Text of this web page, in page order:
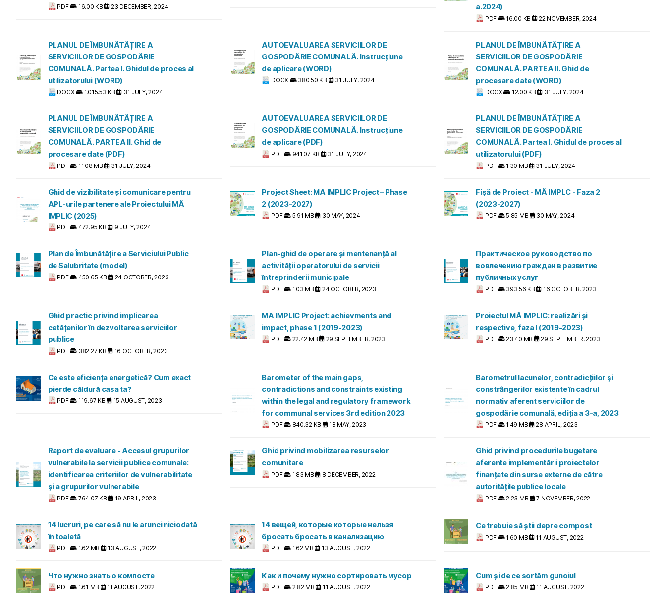
PDF 16.00 KB 23 DECEMBER, 2024
a.2024)
PDF 16.00 KB 22 NOVEMBER, 2024
PLANUL DE ÎMBUNĂTĂȚIRE A
SERVICIILOR DE GOSPODĂRIE
COMUNALĂ. Partea I. Ghidul de proces al
utilizatorului (WORD)
DOCX 1,015.53 KB 31 JULY, 2024
AUTOEVALUAREA SERVICIILOR DE
GOSPODĂRIE COMUNALĂ. Instrucțiune
de aplicare (WORD)
DOCX 380.50 KB 31 JULY, 2024
PLANUL DE ÎMBUNĂTĂȚIRE A
SERVICIILOR DE GOSPODĂRIE
COMUNALĂ. PARTEA II. Ghid de
procesare date (WORD)
DOCX 12.00 KB 31 JULY, 2024
PLANUL DE ÎMBUNĂTĂȚIRE A
SERVICIILOR DE GOSPODĂRIE
COMUNALĂ. PARTEA II. Ghid de
procesare date (PDF)
PDF 11.08 MB 31 JULY, 2024
AUTOEVALUAREA SERVICIILOR DE
GOSPODĂRIE COMUNALĂ. Instrucțiune
de aplicare (PDF)
PDF 941.07 KB 31 JULY, 2024
PLANUL DE ÎMBUNĂTĂȚIRE A
SERVICIILOR DE GOSPODĂRIE
COMUNALĂ. Partea I. Ghidul de proces al
utilizatorului (PDF)
PDF 1.30 MB 31 JULY, 2024
Ghid de vizibilitate și comunicare pentru
APL-urile partenere ale Proiectului MĂ
IMPLIC (2025)
PDF 472.95 KB 9 JULY, 2024
Project Sheet: MA IMPLIC Project – Phase
2 (2023–2027)
PDF 5.91 MB 30 MAY, 2024
Fișă de Proiect - MĂ IMPLC - Faza 2
(2023-2027)
PDF 5.85 MB 30 MAY, 2024
Plan de Îmbunătățire a Serviciului Public
de Salubritate (model)
PDF 450.65 KB 24 OCTOBER, 2023
Plan-ghid de operare și mentenanță al
activității operatorului de servicii
întreprinderii municipale
PDF 1.03 MB 24 OCTOBER, 2023
Практическое руководство по
вовлечению граждан в развитие
публичных услуг
PDF 393.56 KB 16 OCTOBER, 2023
Ghid practic privind implicarea
cetățenilor în dezvoltarea serviciilor
publice
PDF 382.27 KB 16 OCTOBER, 2023
MA IMPLIC Project: achievments and
impact, phase 1 (2019-2023)
PDF 22.42 MB 29 SEPTEMBER, 2023
Proiectul MĂ IMPLIC: realizări și
respective, faza I (2019-2023)
PDF 23.40 MB 29 SEPTEMBER, 2023
Ce este eficiența energetică? Cum exact
pierde căldură casa ta?
PDF 119.67 KB 15 AUGUST, 2023
Barometer of the main gaps,
contradictions and constraints existing
within the legal and regulatory framework
for communal services 3rd edition 2023
PDF 840.32 KB 18 MAY, 2023
Barometrul lacunelor, contradicțiilor și
constrângerilor existente în cadrul
normativ aferent serviciilor de
gospodărie comunală, ediția a 3-a, 2023
PDF 1.49 MB 28 APRIL, 2023
Raport de evaluare - Accesul grupurilor
vulnerabile la servicii publice comunale:
identificarea criteriilor de vulnerabilitate
și a grupurilor vulnerabile
PDF 764.07 KB 19 APRIL, 2023
Ghid privind mobilizarea resurselor
comunitare
PDF 1.83 MB 8 DECEMBER, 2022
Ghid privind procedurile bugetare
aferente implementării proiectelor
finanțate din surse externe de către
autoritățile publice locale
PDF 2.23 MB 7 NOVEMBER, 2022
14 lucruri, pe care să nu le arunci niciodată
în toaletă
PDF 1.62 MB 13 AUGUST, 2022
14 вещей, которые которые нельзя
бросать бросать в канализацию
PDF 1.62 MB 13 AUGUST, 2022
Ce trebuie să știi depre compost
PDF 1.60 MB 11 AUGUST, 2022
Что нужно знать о компосте
PDF 1.61 MB 11 AUGUST, 2022
Как и почему нужно сортировать мусор
PDF 2.82 MB 11 AUGUST, 2022
Cum și de ce sortăm gunoiul
PDF 2.85 MB 11 AUGUST, 2022